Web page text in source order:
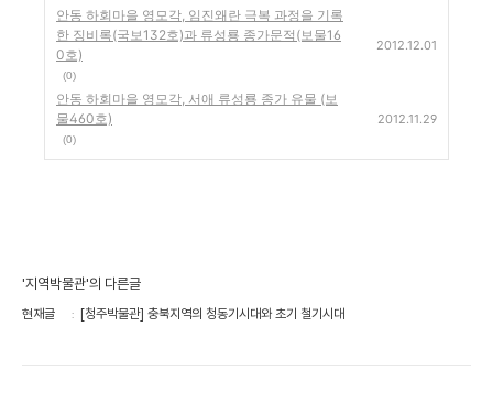
안동 하회마을 영모각, 임진왜란 극복 과정을 기록
한 징비록(국보132호)과 류성룡 종가문적(보물16
0호)
(0)
2012.12.01
안동 하회마을 영모각, 서애 류성룡 종가 유물 (보
물460호)
(0)
2012.11.29
'지역박물관'의 다른글
현재글 [청주박물관] 충북지역의 청동기시대와 초기 철기시대